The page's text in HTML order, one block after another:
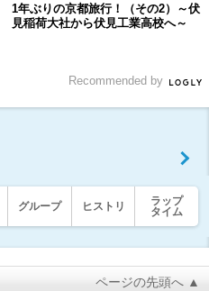
1年ぶりの京都旅行！（その2）～伏
見稲荷大社から伏見工業高校へ～
Recommended by
グループ ヒストリ
ラップ
タイム
ページの先頭へ ▲